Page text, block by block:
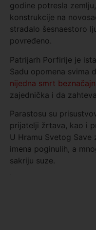
godine potresla
konstrukcije na
stradalo šesnaestoro
povređeno.
Patrijarh Porfirije je
Sadu opomena svima
nijedna smrt
zajednička i da
Parastosu su
prijatelji žrtava, kao i
U Hramu Svetog
imena poginulih, a
sakriju suze.